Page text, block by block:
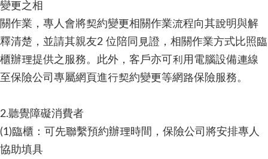
變更之相
關作業，專人會將契約變更相關作業流程向其說明與解
釋清楚，並請其親友2 位陪同見證，相關作業方式比照臨
櫃辦理提供之服務。此外，客戶亦可利用電腦設備連線
至保險公司專屬網頁進行契約變更等網路保險服務。
2.聽覺障礙消費者
(1)臨櫃：可先聯繫預約辦理時間，保險公司將安排專人
協助填具